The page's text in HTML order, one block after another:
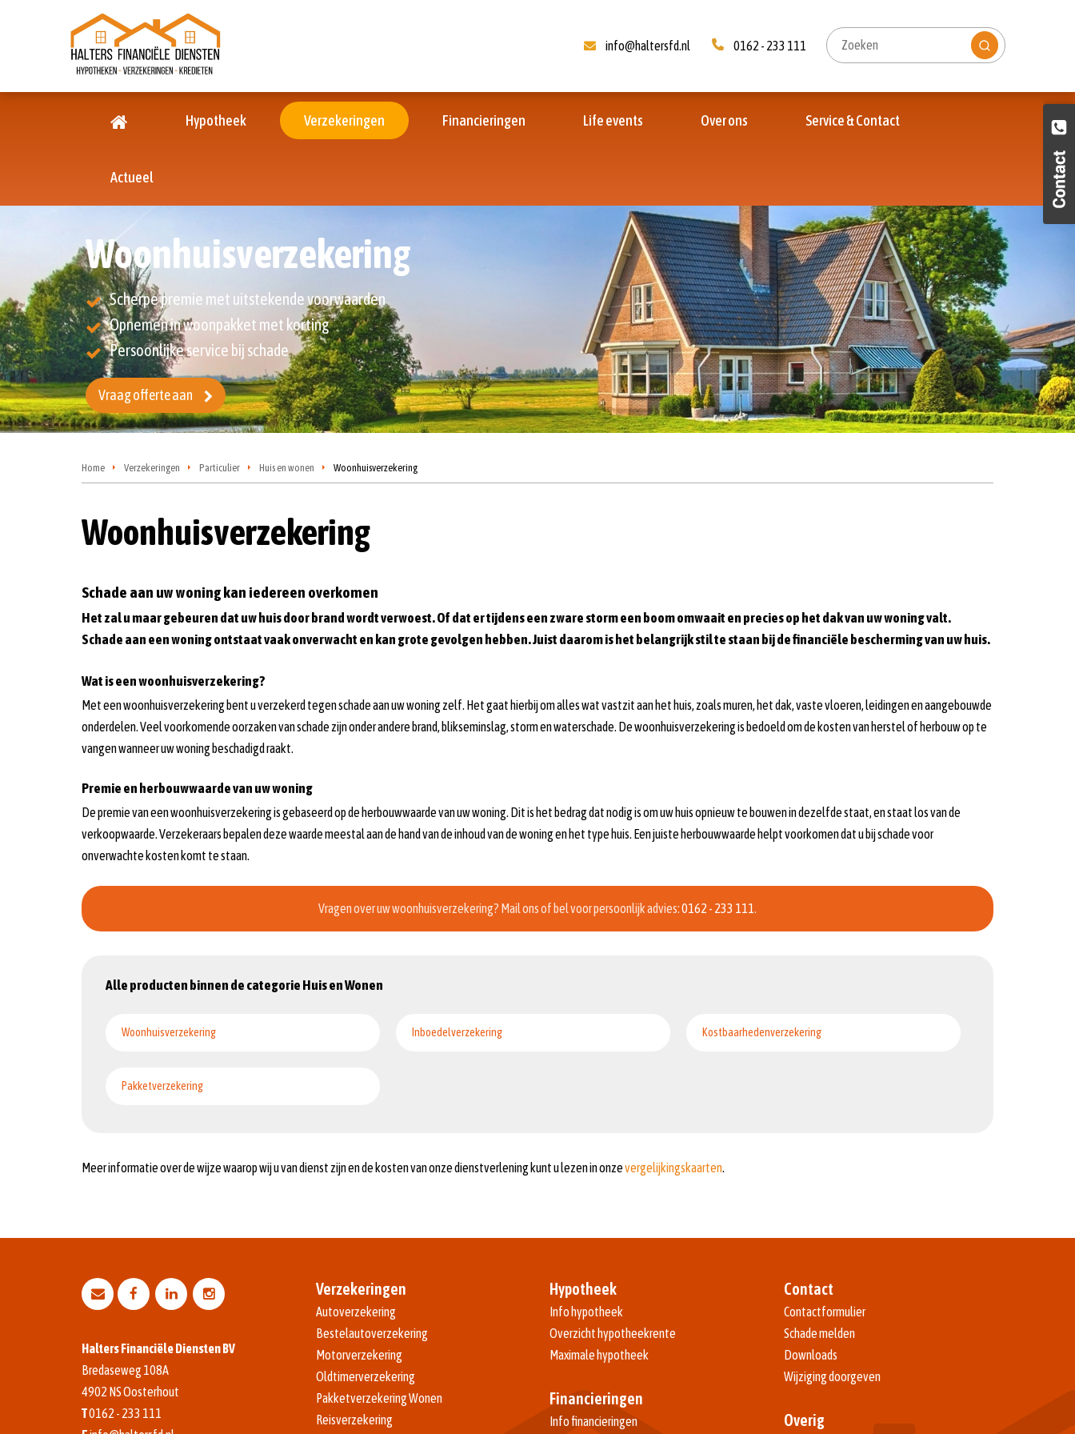
info@haltersfd.nl 0162 - 233 111
Hypotheek Verzekeringen Financieringen Life events Over ons Service & Contact
Actueel
Woonhuisverzekering
Scherpe premie met uitstekende voorwaarden
Opnemen in woonpakket met korting
Persoonlijke service bij schade
Vraag offerte aan
Home Verzekeringen Particulier Huis en wonen Woonhuisverzekering
Woonhuisverzekering
Schade aan uw woning kan iedereen overkomen
Het zal u maar gebeuren dat uw huis door brand wordt verwoest. Of dat er tijdens een zware storm een boom omwaait en precies op het dak van uw woning valt.
Schade aan een woning ontstaat vaak onverwacht en kan grote gevolgen hebben. Juist daarom is het belangrijk stil te staan bij de financiële bescherming van uw huis.
Wat is een woonhuisverzekering?
Met een woonhuisverzekering bent u verzekerd tegen schade aan uw woning zelf. Het gaat hierbij om alles wat vastzit aan het huis, zoals muren, het dak, vaste vloeren, leidingen en aangebouwde
onderdelen. Veel voorkomende oorzaken van schade zijn onder andere brand, blikseminslag, storm en waterschade. De woonhuisverzekering is bedoeld om de kosten van herstel of herbouw op te
vangen wanneer uw woning beschadigd raakt.
Premie en herbouwwaarde van uw woning
De premie van een woonhuisverzekering is gebaseerd op de herbouwwaarde van uw woning. Dit is het bedrag dat nodig is om uw huis opnieuw te bouwen in dezelfde staat, en staat los van de
verkoopwaarde. Verzekeraars bepalen deze waarde meestal aan de hand van de inhoud van de woning en het type huis. Een juiste herbouwwaarde helpt voorkomen dat u bij schade voor
onverwachte kosten komt te staan.
Vragen over uw woonhuisverzekering? Mail ons of bel voor persoonlijk advies:0162 - 233 111.
Alle producten binnen de categorie Huis en Wonen
Woonhuisverzekering Inboedelverzekering Kostbaarhedenverzekering
Pakketverzekering
Meer informatie over de wijze waarop wij u van dienst zijn en de kosten van onze dienstverlening kunt u lezen in onzevergelijkingskaarten.
Halters Financiële Diensten BV
Bredaseweg 108A
4902 NSOosterhout
T0162 - 233 111
Verzekeringen
Autoverzekering
Bestelautoverzekering
Motorverzekering
Oldtimerverzekering
Pakketverzekering Wonen
Reisverzekering
Hypotheek
Info hypotheek
Overzicht hypotheekrente
Maximale hypotheek
Financieringen
Info financieringen
Contact
Contactformulier
Schade melden
Downloads
Wijziging doorgeven
Overig